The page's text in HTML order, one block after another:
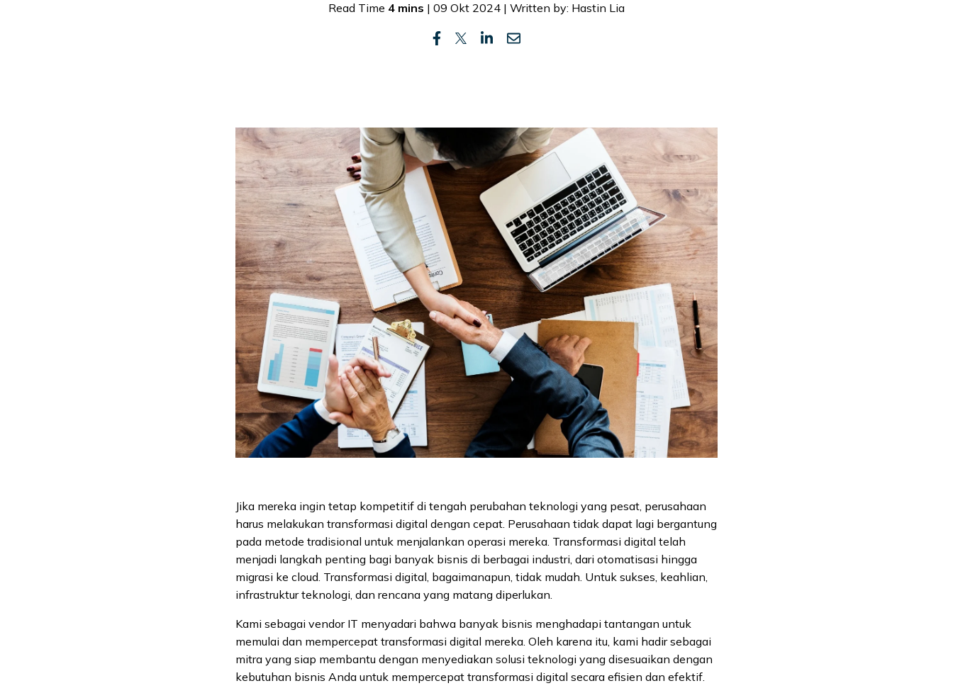
Read Time 4 mins | 09 Okt 2024 | Written by: Hastin Lia
Jika mereka ingin tetap kompetitif di tengah perubahan teknologi yang pesat, perusahaan
harus melakukan transformasi digital dengan cepat. Perusahaan tidak dapat lagi bergantung
pada metode tradisional untuk menjalankan operasi mereka. Transformasi digital telah
menjadi langkah penting bagi banyak bisnis di berbagai industri, dari otomatisasi hingga
migrasi ke cloud. Transformasi digital, bagaimanapun, tidak mudah. Untuk sukses, keahlian,
infrastruktur teknologi, dan rencana yang matang diperlukan.
Kami sebagai vendor IT menyadari bahwa banyak bisnis menghadapi tantangan untuk
memulai dan mempercepat transformasi digital mereka. Oleh karena itu, kami hadir sebagai
mitra yang siap membantu dengan menyediakan solusi teknologi yang disesuaikan dengan
kebutuhan bisnis Anda untuk mempercepat transformasi digital secara efisien dan efektif.